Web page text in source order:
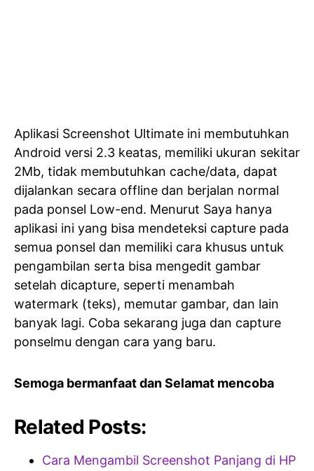
Aplikasi Screenshot Ultimate ini membutuhkan
Android versi 2.3 keatas, memiliki ukuran sekitar
2Mb, tidak membutuhkan cache/data, dapat
dijalankan secara offline dan berjalan normal
pada ponsel Low-end. Menurut Saya hanya
aplikasi ini yang bisa mendeteksi capture pada
semua ponsel dan memiliki cara khusus untuk
pengambilan serta bisa mengedit gambar
setelah dicapture, seperti menambah
watermark (teks), memutar gambar, dan lain
banyak lagi. Coba sekarang juga dan capture
ponselmu dengan cara yang baru.
Semoga bermanfaat dan Selamat mencoba
Related Posts:
Cara Mengambil Screenshot Panjang di HP